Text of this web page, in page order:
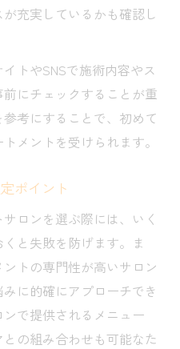
充実しているかも確認し
トやSNSで施術内容やス
にチェックすることが重
考にすることで、初めて
メントを受けられます。
ポイント
ロンを選ぶ際には、いく
と失敗を防げます。ま
トの専門性が高いサロン
に的確にアプローチでき
で提供されるメニュー
の組み合わせも可能なた